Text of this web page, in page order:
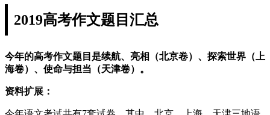
2019高考作文题目汇总
今年的高考作文题目是续航、亮相（北京卷）、探索世界（上
海卷）、使命与担当（天津卷）。
资料扩展：